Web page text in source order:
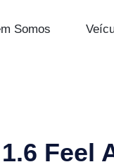
Somos
Feel